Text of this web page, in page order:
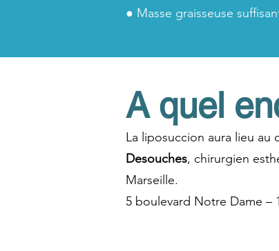
● Masse graisseuse
A quel
La liposuccion aura lieu au
Desouches, chirurgien
Marseille.
5 boulevard Notre Dame –